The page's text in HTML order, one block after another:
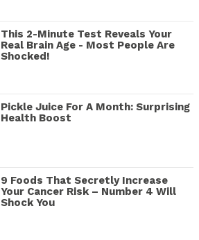
This 2-Minute Test Reveals Your
Real Brain Age - Most People Are
Shocked!
Pickle Juice For A Month: Surprising
Health Boost
9 Foods That Secretly Increase
Your Cancer Risk – Number 4 Will
Shock You